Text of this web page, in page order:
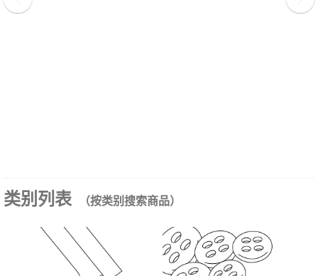
类别列表 （按类别搜索商品）